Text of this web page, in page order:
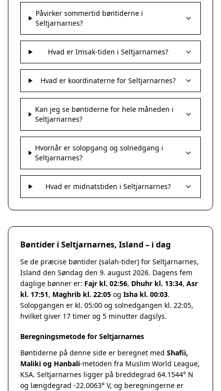
Påvirker sommertid bøntiderne i
Seltjarnarnes?
Hvad er Imsak-tiden i Seltjarnarnes?
Hvad er koordinaterne for Seltjarnarnes?
Kan jeg se bøntiderne for hele måneden i
Seltjarnarnes?
Hvornår er solopgang og solnedgang i
Seltjarnarnes?
Hvad er midnatstiden i Seltjarnarnes?
Bøntider i Seltjarnarnes, Island – i dag
Se de præcise bøntider (salah-tider) for Seltjarnarnes,
Island den Søndag den 9. august 2026. Dagens fem
daglige bønner er: Fajr kl. 02:56, Dhuhr kl. 13:34, Asr
kl. 17:51, Maghrib kl. 22:05 og Isha kl. 00:03.
Solopgangen er kl. 05:00 og solnedgangen kl. 22:05,
hvilket giver 17 timer og 5 minutter dagslys.
Beregningsmetode for Seltjarnarnes
Bøntiderne på denne side er beregnet med Shafii,
Maliki og Hanbali-metoden fra Muslim World League,
KSA. Seltjarnarnes ligger på breddegrad 64.1544° N
og længdegrad -22.0063° V, og beregningerne er